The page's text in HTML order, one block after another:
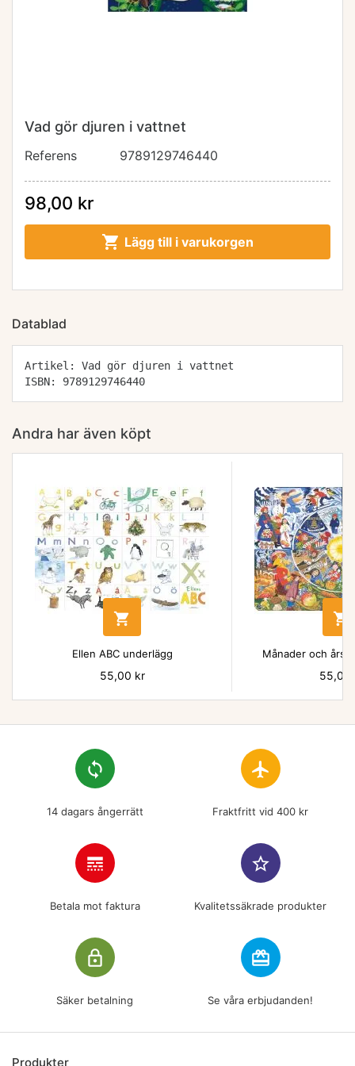
Vad gör djuren i vattnet
Referens 9789129746440
98,00 kr
 Lägg till i varukorgen
Datablad
Artikel: Vad gör djuren i vattnet
ISBN: 9789129746440
Andra har även köpt

Ellen ABC underlägg
Pris
55,00 kr

Månader och
Pris
55,00
loop
14 dagars ångerrätt
flight
Fraktfritt vid 400 kr
line_style
Betala mot faktura
star_border
Kvalitetssäkrade produkter
lock_outline
Säker betalning
redeem
Se våra erbjudanden!
Produkter